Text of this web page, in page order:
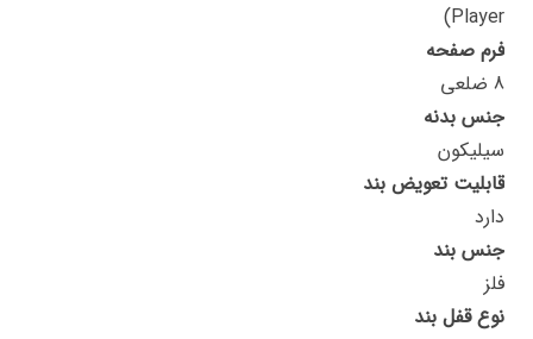
Player)
فرم صفحه
8 ضلعی
جنس بدنه
سیلیکون
قابلیت تعویض بند
دارد
جنس بند
فلز
نوع قفل بند